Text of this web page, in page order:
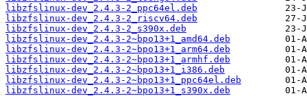
libzfslinux-dev_2.4.3-2_ppc64el.deb
libzfslinux-dev_2.4.3-2_riscv64.deb
libzfslinux-dev_2.4.3-2_s390x.deb
libzfslinux-dev_2.4.3-2~bpo13+1_amd64.deb
libzfslinux-dev_2.4.3-2~bpo13+1_arm64.deb
libzfslinux-dev_2.4.3-2~bpo13+1_armhf.deb
libzfslinux-dev_2.4.3-2~bpo13+1_i386.deb
libzfslinux-dev_2.4.3-2~bpo13+1_ppc64el.deb
libzfslinux-dev_2.4.3-2~bpo13+1_s390x.deb